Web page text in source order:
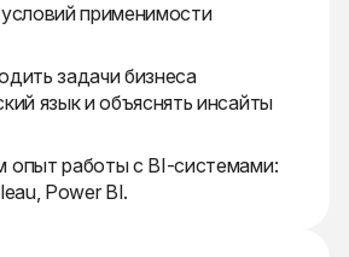
применимости
задачи бизнеса
язык и объяснять инсайты
опыт работы с BI-системами:
Power BI.